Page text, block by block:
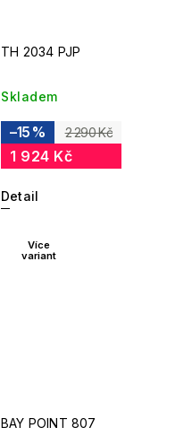
TH 2034 PJP
Skladem
2 290 Kč
–15 %
1 924 Kč
Detail
Více
variant
BAY POINT 807